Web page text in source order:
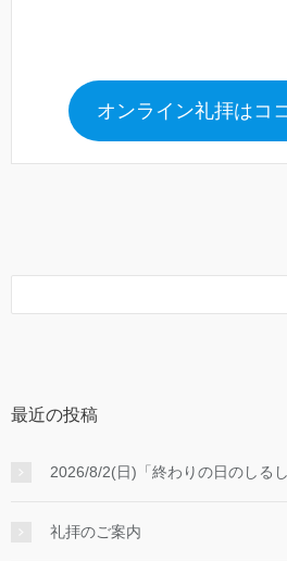
オンライン礼拝はコ
最近の投稿
2026/8/2(日)「終わりの日のしる
礼拝のご案内